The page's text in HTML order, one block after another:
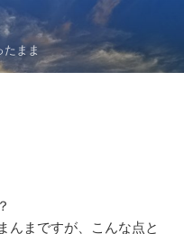
まま
んまですが、こんな点と